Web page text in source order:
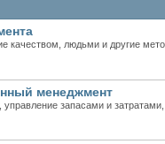
качеством, людьми и другие
менеджмент
запасами и затратами,